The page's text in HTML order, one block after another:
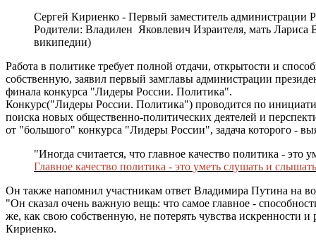
Сергей Кириенко - Первый заместитель администрации
Родители: Владилен Яковлевич Израителя, мать Лариса
википедии)
Работа в политике требует полной отдачи, открытости и
собственную, заявил первый замглавы администрации
финала конкурса "Лидеры России. Политика".
Конкурс("Лидеры России. Политика") проводится по
поиска новых общественно-политических деятелей и
от "большого" конкурса "Лидеры России", задача которого -
"Иногда считается, что главное качество политика - это
Главное качество политика - это уметь слушать и
Он также напомнил участникам ответ Владимира Путина на
"Он сказал очень важную вещь: что самое главное -
же, как свою собственную, не потерять чувства искренности и
Кириенко.